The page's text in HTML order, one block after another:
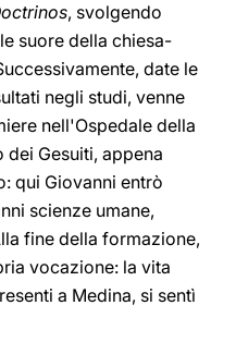
, svolgendo
suore della chiesa-
date le
negli studi, venne
nell'Ospedale della
Gesuiti, appena
qui Giovanni entrò
scienze umane,
fine della formazione,
vocazione: la vita
a Medina, si sentì